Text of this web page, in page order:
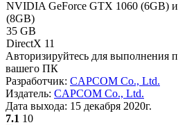
NVIDIA GeForce GTX 1060 (6GB)
(8GB)
35 GB
DirectX 11
Авторизируйтесь для выполнения
вашего ПК
Разработчик: CAPCOM Co., Ltd.
Издатель: CAPCOM Co., Ltd.
Дата выхода: 15 декабря 2020г.
7.1 10